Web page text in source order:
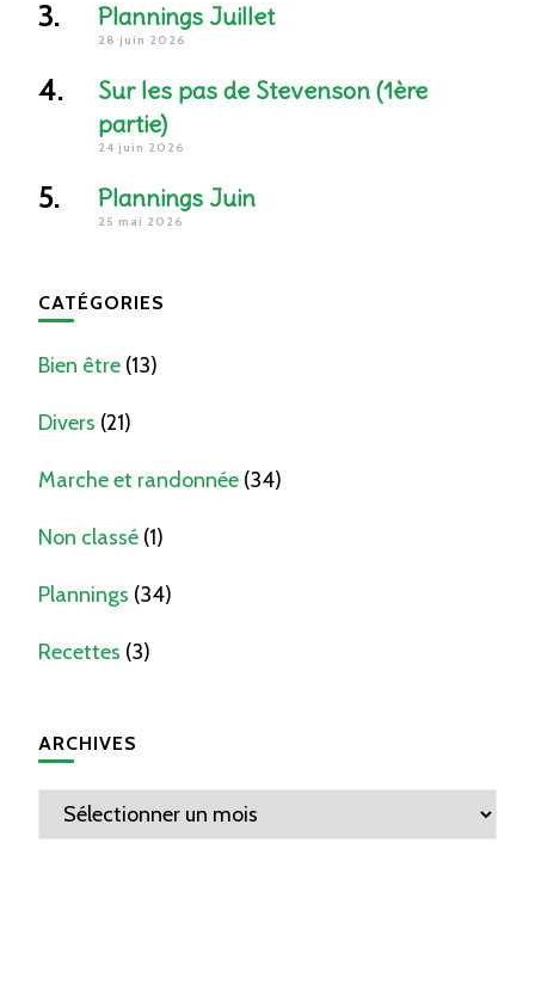
Plannings Juillet
28 juin 2026
Sur les pas de Stevenson (1ère
partie)
24 juin 2026
Plannings Juin
25 mai 2026
CATÉGORIES
Bien être (13)
Divers (21)
Marche et randonnée (34)
Non classé (1)
Plannings (34)
Recettes (3)
ARCHIVES
Archives